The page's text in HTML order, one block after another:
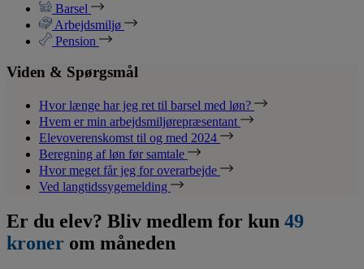
Barsel
Arbejdsmiljø
Pension
Viden & Spørgsmål
Hvor længe har jeg ret til barsel med løn?
Hvem er min arbejdsmiljørepræsentant
Elevoverenskomst til og med 2024
Beregning af løn før samtale
Hvor meget får jeg for overarbejde
Ved langtidssygemelding
Er du elev? Bliv medlem for kun 49
kroner om måneden